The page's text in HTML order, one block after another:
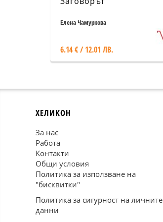
Елена Чамуркова
6.14 € / 12.01 ЛВ.
ХЕЛИКОН
За нас
Работа
Контакти
Общи условия
Политика за използване на
"бисквитки"
Политика за сигурност на личните
данни